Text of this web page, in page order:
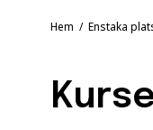
Hem / Enstaka